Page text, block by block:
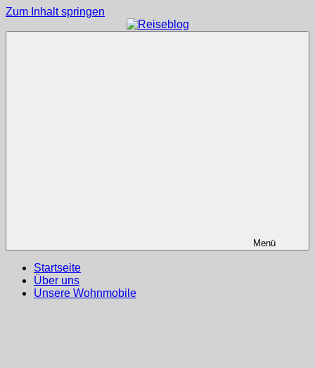
Zum Inhalt springen
Menü
Startseite
Über uns
Unsere Wohnmobile